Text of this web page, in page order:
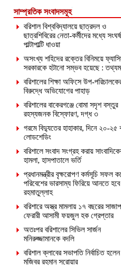
সাম্প্রতিক সংবাদসমূহ
বরিশাল বিশ্ববিদ্যালয়ে ছাত্রদল ও
ছাত্রশিবিরের নেতা-কর্মীদের মধ্যে
পাল্টাপাল্টি ধাওয়া
অসংখ্য শহিদের রক্তের বিনিময়ে
সরকারকে হটানো সম্ভব হয়েছে :
বরিশালের শিক্ষা অফিসে উপ-
বিরুদ্ধে অভিযোগের পাহাড়
বরিশালের বাকেরগঞ্জে বোমা সদৃশ বস্তুর
রহস্যজনক বিস্ফোরণ, দগ্ধ ৩
গরমে বিদ্যুতের হাহাকার, দিনে ২০-২৫
লোডশেডিং
বরিশালে সংবাদ সংগ্রহ করায়
হামলা, হাসপাতালে ভর্তি
প্রধানমন্ত্রীর বৃক্ষরোপণ কর্মসূচি সফল
পরিবেশের ভারসাম্য ফিরিয়ে আনতে
রহমাতুল্লাহ
বরিশারে অস্ত্র মামলায় ১৭ বছরের
ফেরারী আসামী ফয়জুল হক গ্রেপ্তার
অতঃপর বরিশালের সিভিল সার্জন
মনিরুজ্জামানকে বদলি
বরিশাল ক্লাবের সভাপতি নির্বাচিত হলেন
মজিবর রহমান সরোয়ার